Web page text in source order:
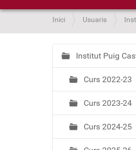
S
o
u
:
Inici Usuaris
N
a
e
a
Institut Puig
Curs 2022-23
Curs 2023-24
Curs 2024-25